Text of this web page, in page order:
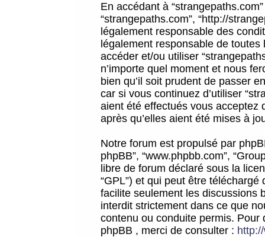
En accédant à
“strangepaths.com”, “http://
légalement responsable des
légalement responsable de
accéder et/ou utiliser
n’importe quel moment et nous
bien qu’il soit prudent de passer
car si vous continuez d’utiliser
aient été effectués vous acceptez
après qu’elles aient été mises à
Notre forum est propulsé par
phpBB”, “www.phpbb.com”,
libre de forum déclaré sous la
“GPL”) et qui peut être téléchargé
facilite seulement les discussions
interdit strictement dans ce que
contenu ou conduite permis.
phpBB , merci de consulter :